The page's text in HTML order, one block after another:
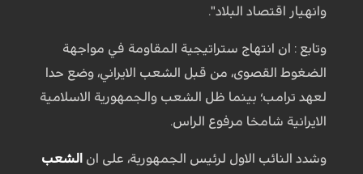
وانهيار اقتصاد البلاد".
وتابع : ان انتهاج ستراتيجية المقاومة في مواجهة
الضغوط القصوى، من قبل الشعب الايراني، وضع حدا
لعهد ترامب؛ بينما ظل الشعب والجمهورية الاسلامية
الايرانية شامخا مرفوع الراس.
وشدد النائب الاول لرئيس الجمهورية، على ان الشعب